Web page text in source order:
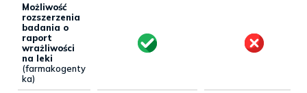
Możliwość
rozszerzenia
badania o
raport
wrażliwości
na leki
(farmakogenty
ka)